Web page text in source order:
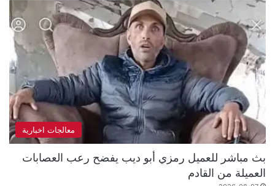
معالجات اخبارية
بث مباشر للعميل رمزي أبو ديب يفضح رعب العصابات
العميلة من القادم